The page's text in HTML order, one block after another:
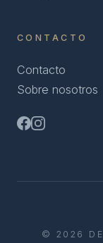
CONTACTO
Contacto
Sobre nosotros
© 2026